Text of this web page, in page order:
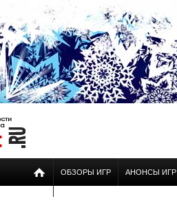
ОБЗОРЫ ИГР АНОНСЫ ИГР